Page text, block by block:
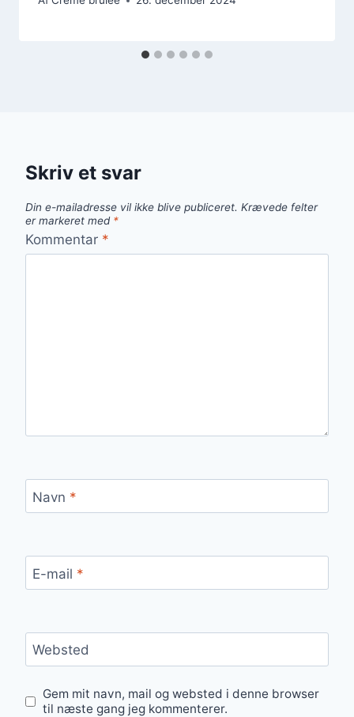
Skriv et svar
Din e-mailadresse vil ikke blive publiceret. Krævede felter
er markeret med *
Kommentar *
Navn *
E-mail *
Websted
Gem mit navn, mail og websted i denne browser
til næste gang jeg kommenterer.